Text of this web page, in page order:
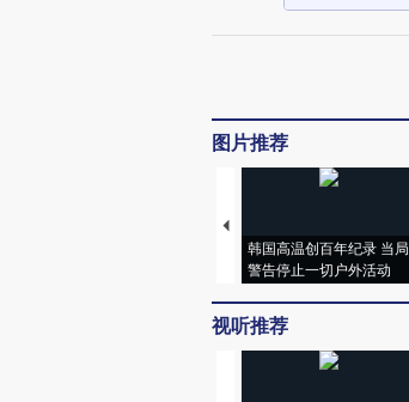
图片推荐
韩国高温创百年纪录 当局
警告停止一切户外活动
视听推荐